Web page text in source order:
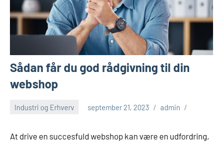
Sådan får du god rådgivning til din
webshop
Industri og Erhverv september 21, 2023 admin
At drive en succesfuld webshop kan være en udfordring,